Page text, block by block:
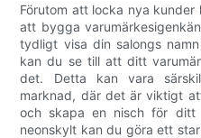
Förutom att locka nya
att bygga
tydligt visa din salongs
kan du se till att ditt
det. Detta kan vara
marknad, där det är viktigt
och skapa en nisch för ditt
neonskylt kan du göra ett